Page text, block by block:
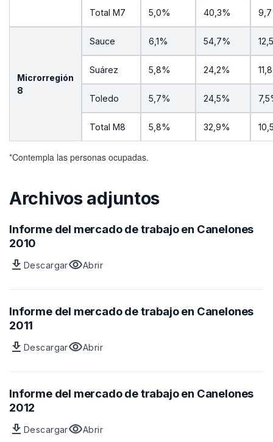
Total M7 5,0% 40,3%
Microrregión
8
Sauce 6,1% 54,7%
Suárez 5,8% 24,2%
Toledo 5,7% 24,5%
Total M8 5,8% 32,9%
*Contempla las personas ocupadas.
Archivos adjuntos
Informe del mercado de trabajo en Canelones
2010
download
Archivo
mercado
de
en
2010
Descargarvisibility
vista
archivo
mercado
trabajo
Canelones
Abrir
Informe del mercado de trabajo en Canelones
2011
download
Archivo
mercado
de
en
Descargarvisibility
vista
archivo
mercado
Abrir
Informe del mercado de trabajo en Canelones
2012
download
Archivo
Descargarvisibility
vista
Abrir